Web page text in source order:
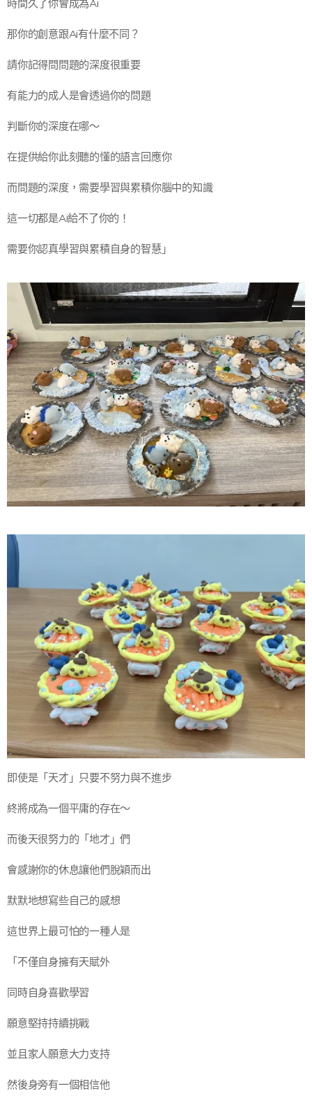
時間久了你會成為Ai
那你的創意跟Ai有什麼不同？
請你記得問問題的深度很重要
有能力的成人是會透過你的問題
判斷你的深度在哪～
在提供給你此刻聽的懂的語言回應你
而問題的深度，需要學習與累積你腦中的知識
這一切都是Ai給不了你的！
需要你認真學習與累積自身的智慧」
即使是「天才」只要不努力與不進步
終將成為一個平庸的存在～
而後天很努力的「地才」們
會感謝你的休息讓他們脫穎而出
默默地想寫些自己的感想
這世界上最可怕的一種人是
「不僅自身擁有天賦外
同時自身喜歡學習
願意堅持持續挑戰
並且家人願意大力支持
然後身旁有一個相信他